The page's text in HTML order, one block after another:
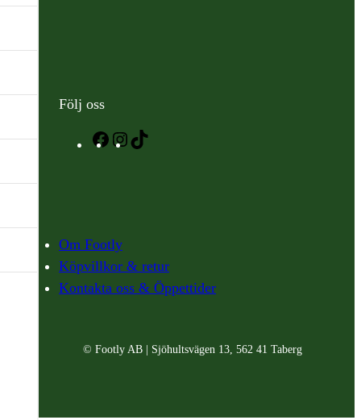
Följ oss
Facebook
Instagram
Om Footly
Köpvillkor & retur
Kontakta oss & Öppettider
© Footly AB | Sjöhultsvägen 13, 562 41 Taberg